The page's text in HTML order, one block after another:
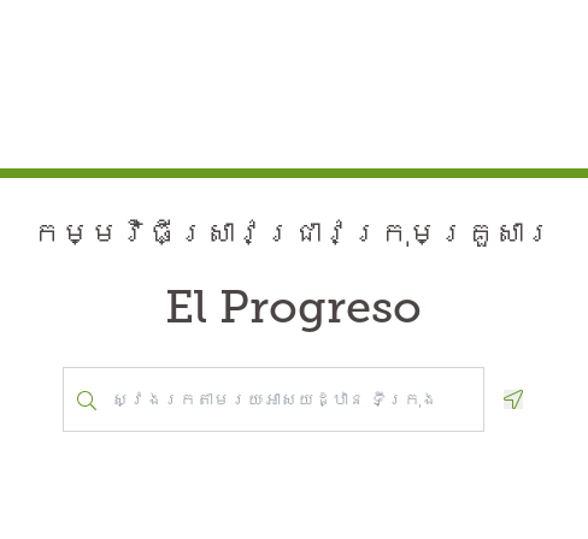
កម្មវិធី​ស្រាវជ្រាវ​ក្រុមគ្រួសារ
El Progreso